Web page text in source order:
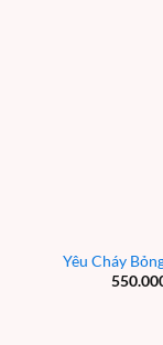
Yêu Cháy